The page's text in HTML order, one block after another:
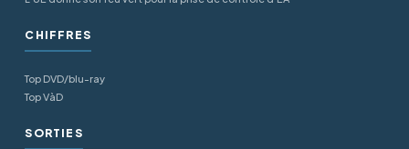
CHIFFRES
Top DVD/blu-ray
Top VàD
SORTIES